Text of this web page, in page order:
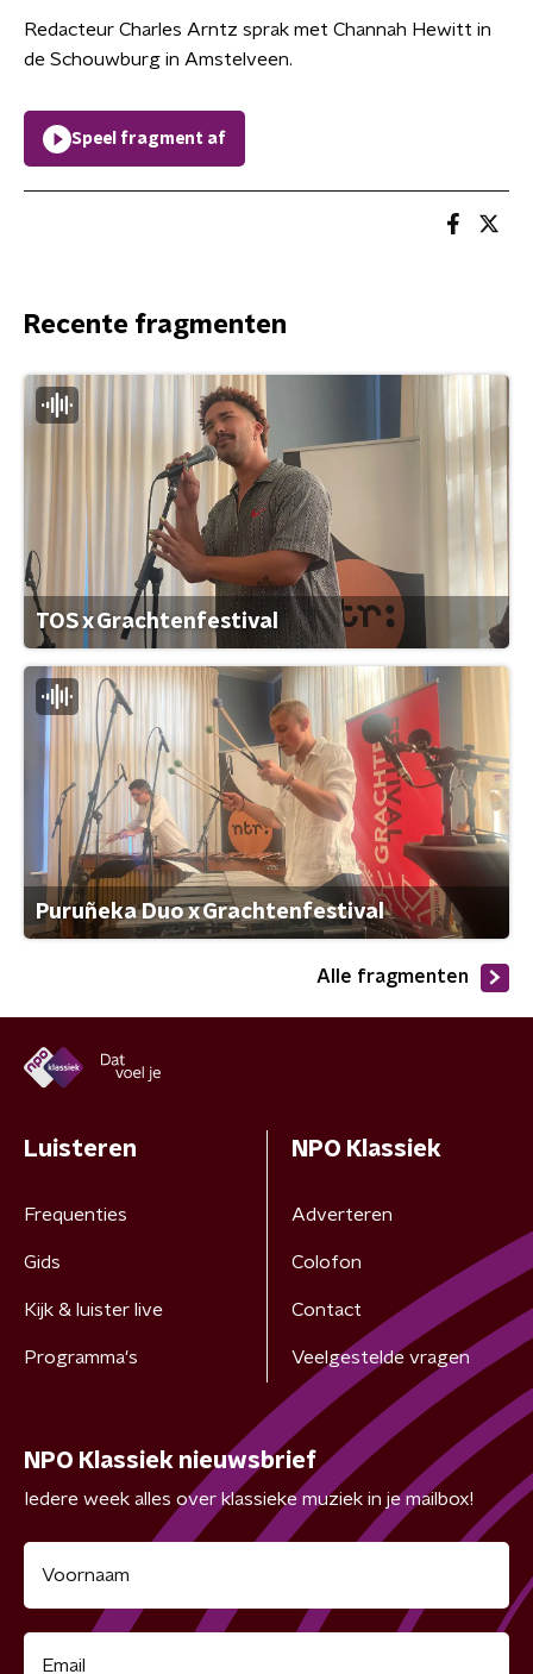
Redacteur Charles Arntz sprak met Channah Hewitt in
de Schouwburg in Amstelveen.
Speel fragment af
Recente fragmenten
TOS x Grachtenfestival
Puruñeka Duo x Grachtenfestival
Alle fragmenten
Luisteren
Frequenties
Gids
Kijk & luister live
Programma's
NPO Klassiek
Adverteren
Colofon
Contact
Veelgestelde vragen
NPO Klassiek nieuwsbrief
Iedere week alles over klassieke muziek in je mailbox!